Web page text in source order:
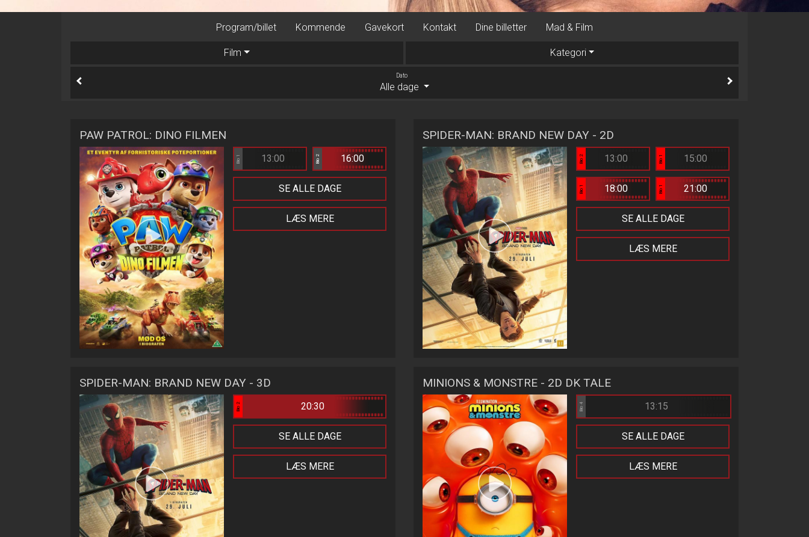
Program/billet Kommende Gavekort Kontakt Dine billetter Mad & Film
Film Kategori
Dato
Alle dage
PAW PATROL: DINO FILMEN
Bio 1 13:00 Bio 2 16:00
SE ALLE DAGE
LÆS MERE
SPIDER-MAN: BRAND NEW DAY - 2D
Bio 2 13:00 Bio 1 15:00
Bio 1 18:00 Bio 1 21:00
SE ALLE DAGE
LÆS MERE
SPIDER-MAN: BRAND NEW DAY - 3D
Bio 2 20:30
SE ALLE DAGE
LÆS MERE
MINIONS & MONSTRE - 2D DK TALE
Bio 4 13:15
SE ALLE DAGE
LÆS MERE